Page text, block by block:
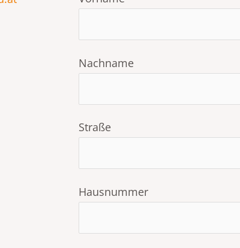
Nachname
Straße
Hausnummer